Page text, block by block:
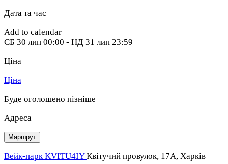
Дата та час
Add to calendar
СБ 30 лип 00:00 - НД 31 лип 23:59
Ціна
Ціна
Буде оголошено пізніше
Адреса
Маршрут
Вейк-парк KVITU4IYКвітучий провулок, 17A, Харків